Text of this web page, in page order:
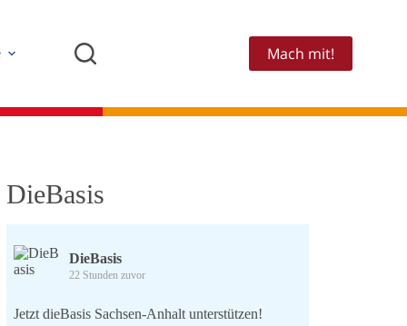
Mach mit!
DieBasis
DieBasis
22 Stunden zuvor
Jetzt dieBasis Sachsen-Anhalt unterstützen!